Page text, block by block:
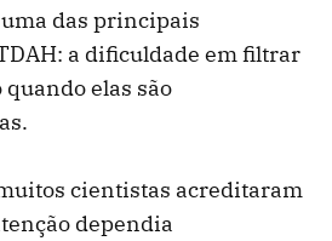
das principais
a dificuldade em filtrar
elas são
cientistas acreditaram
dependia